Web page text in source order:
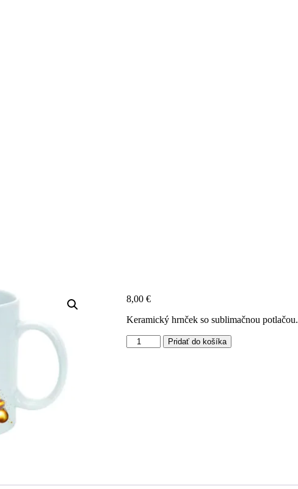
8,00 €
Keramický hrnček so sublimačnou potlačou.
množstvo
Hrnček
Pridať do košíka